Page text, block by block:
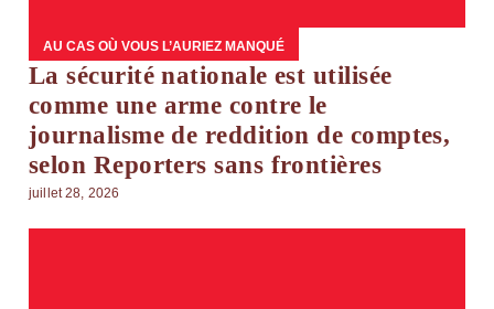
AU CAS OÙ VOUS L’AURIEZ MANQUÉ
La sécurité nationale est utilisée
comme une arme contre le
journalisme de reddition de comptes,
selon Reporters sans frontières
juillet 28, 2026